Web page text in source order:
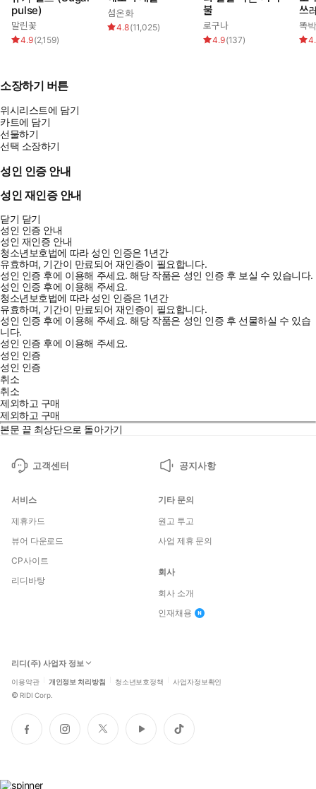
pulse)
말린꽃
4.9(2,159)
섬온화
4.8(11,025)
불
로구나
4.9(137)
쓰
똑
소장하기 버튼
위시리스트에 담기
카트에 담기
선물하기
선택 소장하기
성인 인증 안내
성인 재인증 안내
닫기 닫기
성인 인증 안내
성인 재인증 안내
청소년보호법에 따라 성인 인증은 1년간
유효하며, 기간이 만료되어 재인증이 필요합니다.
성인 인증 후에 이용해 주세요.해당 작품은 성인 인증 후 보실 수 있습니다.
성인 인증 후에 이용해 주세요.
청소년보호법에 따라 성인 인증은 1년간
유효하며, 기간이 만료되어 재인증이 필요합니다.
성인 인증 후에 이용해 주세요.해당 작품은 성인 인증 후 선물하실 수 있습
니다.
성인 인증 후에 이용해 주세요.
성인 인증
성인 인증
취소
취소
제외하고 구매
제외하고 구매
본문 끝 최상단으로 돌아가기
고객센터 공지사항
서비스
제휴카드
뷰어 다운로드
CP사이트
리디바탕
기타 문의
원고 투고
사업 제휴 문의
회사
회사 소개
인재채용
리디(주) 사업자 정보
이용약관 개인정보 처리방침 청소년보호정책 사업자정보확인
© RIDI Corp.
페
이
인
스
트
위
유
튜
틱
톡